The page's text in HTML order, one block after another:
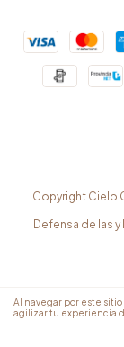
Al navegar por este sitio
agilizar tu experiencia
Copyright Cielo
Defensa de las